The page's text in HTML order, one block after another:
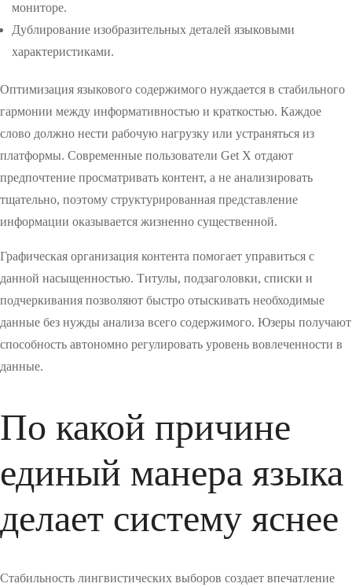
мониторе.
Дублирование изобразительных деталей языковыми
характеристиками.
Оптимизация языкового содержимого нуждается в стабильного
гармонии между информативностью и краткостью. Каждое
слово должно нести рабочую нагрузку или устраняться из
платформы. Современные пользователи Get X отдают
предпочтение просматривать контент, а не анализировать
тщательно, поэтому структурированная представление
информации оказывается жизненно существенной.
Графическая организация контента помогает управиться с
данной насыщенностью. Титулы, подзаголовки, списки и
подчеркивания позволяют быстро отыскивать необходимые
данные без нужды анализа всего содержимого. Юзеры получают
способность автономно регулировать уровень вовлеченности в
данные.
По какой причине
единый манера языка
делает систему яснее
Стабильность лингвистических выборов создает впечатление